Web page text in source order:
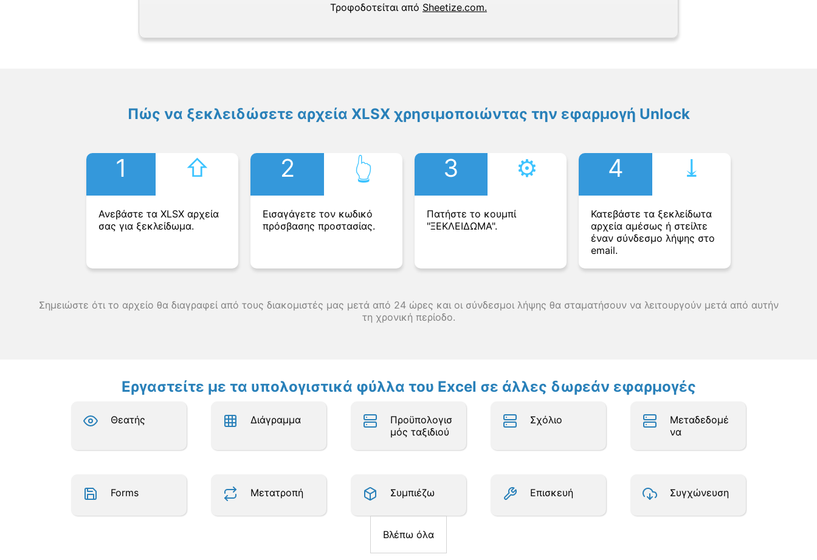
Τροφοδοτείται από Sheetize.com.
Πώς να ξεκλειδώσετε αρχεία XLSX χρησιμοποιώντας την εφαρμογή Unlock
1 ⇧︎
Ανεβάστε τα XLSX αρχεία
σας για ξεκλείδωμα.
2 👆︎
Εισαγάγετε τον κωδικό
πρόσβασης προστασίας.
3 ⚙︎
Πατήστε το κουμπί
"ΞΕΚΛΕΙΔΩΜΑ".
4 ⤓︎
Κατεβάστε τα ξεκλείδωτα
αρχεία αμέσως ή στείλτε
έναν σύνδεσμο λήψης στο
email.
Σημειώστε ότι το αρχείο θα διαγραφεί από τους διακομιστές μας μετά από 24 ώρες και οι σύνδεσμοι λήψης θα σταματήσουν να λειτουργούν μετά από αυτήν
τη χρονική περίοδο.
Εργαστείτε με τα υπολογιστικά φύλλα του Excel σε άλλες δωρεάν εφαρμογές
Θεατής Διάγραμμα
Προϋπολογισ
μός ταξιδιού
Σχόλιο
Μεταδεδομέ
να
Forms Μετατροπή Συμπιέζω Επισκευή Συγχώνευση
Βλέπω όλα